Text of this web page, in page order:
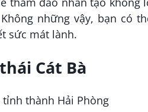
những vậy, bạn có
sức mát lành.
Cát Bà
thành Hải Phòng